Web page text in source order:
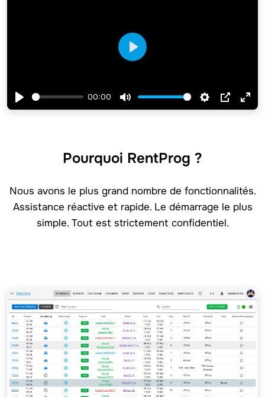
Play
00:00
Mute Settings
PIP
Play
Pourquoi RentProg ?
Nous avons le plus grand nombre de fonctionnalités.
Assistance réactive et rapide. Le démarrage le plus
simple. Tout est strictement confidentiel.